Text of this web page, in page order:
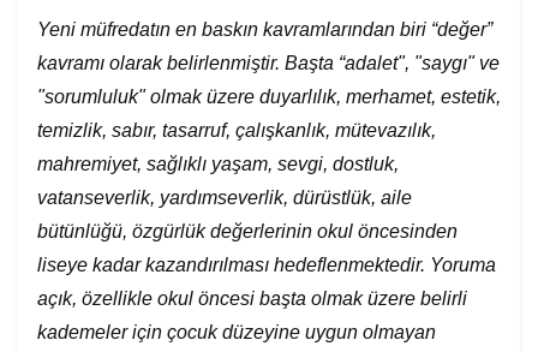
Yeni müfredatın en baskın kavramlarından biri “değer”
kavramı olarak belirlenmiştir. Başta “adalet", "saygı" ve
"sorumluluk" olmak üzere duyarlılık, merhamet, estetik,
temizlik, sabır, tasarruf, çalışkanlık, mütevazılık,
mahremiyet, sağlıklı yaşam, sevgi, dostluk,
vatanseverlik, yardımseverlik, dürüstlük, aile
bütünlüğü, özgürlük değerlerinin okul öncesinden
liseye kadar kazandırılması hedeflenmektedir. Yoruma
açık, özellikle okul öncesi başta olmak üzere belirli
kademeler için çocuk düzeyine uygun olmayan